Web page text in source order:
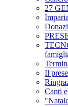
27
Il
Canti